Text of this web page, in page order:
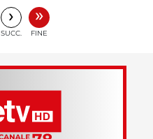
›
SUCC.
»
FINE